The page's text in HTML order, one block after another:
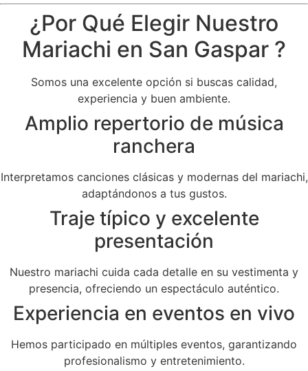
¿Por Qué Elegir Nuestro
Mariachi en San Gaspar ?
Somos una excelente opción si buscas calidad,
experiencia y buen ambiente.
Amplio repertorio de música
ranchera
Interpretamos canciones clásicas y modernas del mariachi,
adaptándonos a tus gustos.
Traje típico y excelente
presentación
Nuestro mariachi cuida cada detalle en su vestimenta y
presencia, ofreciendo un espectáculo auténtico.
Experiencia en eventos en vivo
Hemos participado en múltiples eventos, garantizando
profesionalismo y entretenimiento.